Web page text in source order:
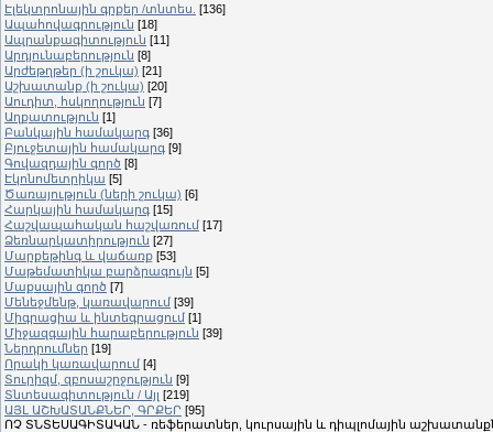
Էլեկտրոնային գրքեր /տնտես. [136]
Ապահովագրություն [18]
Ապրանքագիտություն [11]
Արդյունաբերություն [8]
Արժեթղթեր (ի շուկա) [21]
Աշխատանք (ի շուկա) [20]
Աուդիտ, հսկողություն [7]
Աղքատություն [1]
Բանկային համակարգ [36]
Բյուջետային համակարգ [9]
Գովազդային գործ [8]
Էկոնոմետրիկա [5]
Ծառայություն (ների շուկա) [6]
Հարկային համակարգ [15]
Հաշվապահական հաշվառում [17]
Ձեռնարկատիրություն [27]
Մարքեթինգ և վաճառք [53]
Մաթեմատիկա բարձրագույն [5]
Մաքսային գործ [7]
Մենեջմենթ, կառավարում [39]
Միգրացիա և ինտեգրացում [1]
Միջազգային հարաբերություն [39]
Ներդրումներ [19]
Որակի կառավարում [4]
Տուրիզմ, զբոսաշրջություն [9]
Տնտեսագիտություն / Այլ [219]
ԱՅԼ ԱՇԽԱՏԱՆՔՆԵՐ, ԳՐՔԵՐ [95]
ՈՉ ՏՆՏԵՍԱԳԻՏԱԿԱՆ - ռեֆերատներ, կուրսային և դիպլոմային